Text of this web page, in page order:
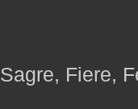
Sagre, Fiere,